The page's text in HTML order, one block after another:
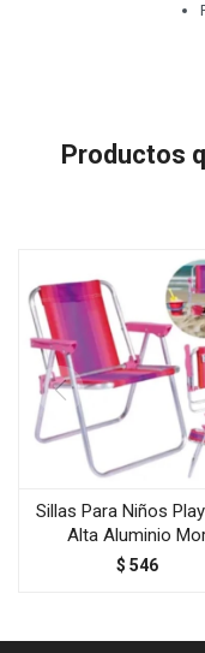
Productos
Sillas Para Niños
Alta Aluminio
$ 546